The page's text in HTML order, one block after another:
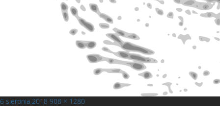
Opublikowano
6 sierpnia 2018 Pełny
908 × 1280